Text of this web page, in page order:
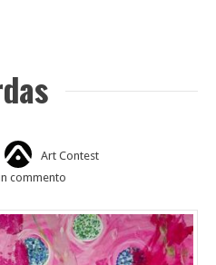
Art Contest
commento